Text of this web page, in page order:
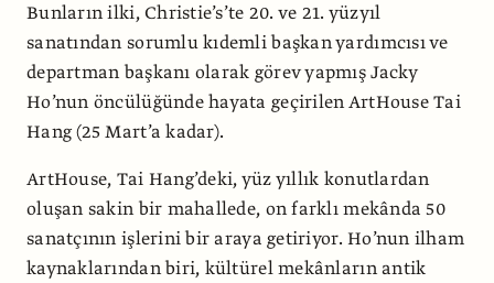
Bunların ilki, Christie’s’te 20. ve 21. yüzyıl
sanatından sorumlu kıdemli başkan yardımcısı ve
departman başkanı olarak görev yapmış Jacky
Ho’nun öncülüğünde hayata geçirilen ArtHouse Tai
Hang (25 Mart’a kadar).
ArtHouse, Tai Hang’deki, yüz yıllık konutlardan
oluşan sakin bir mahallede, on farklı mekânda 50
sanatçının işlerini bir araya getiriyor. Ho’nun ilham
kaynaklarından biri, kültürel mekânların antik